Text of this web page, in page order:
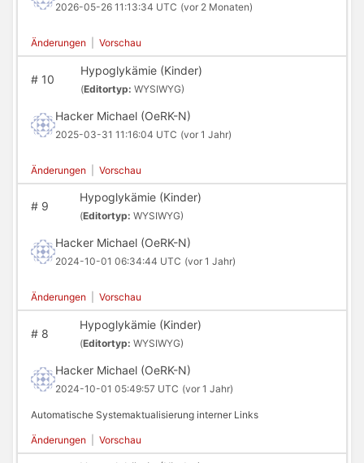
2026-05-26 11:13:34 UTC (vor 2 Monaten)
Änderungen Vorschau
#10
Hypoglykämie (Kinder)
(Editortyp: WYSIWYG)
Hacker Michael (OeRK-N)
2025-03-31 11:16:04 UTC (vor 1 Jahr)
Änderungen Vorschau
#9
Hypoglykämie (Kinder)
(Editortyp: WYSIWYG)
Hacker Michael (OeRK-N)
2024-10-01 06:34:44 UTC (vor 1 Jahr)
Änderungen Vorschau
#8
Hypoglykämie (Kinder)
(Editortyp: WYSIWYG)
Hacker Michael (OeRK-N)
2024-10-01 05:49:57 UTC (vor 1 Jahr)
Automatische Systemaktualisierung interner Links
Änderungen Vorschau